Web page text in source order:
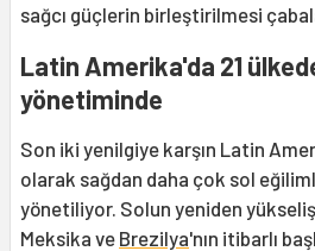
sağcı güçlerin birleştirilmesi
Latin Amerika'da 21
yönetiminde
Son iki yenilgiye karşın Latin
olarak sağdan daha çok sol
yönetiliyor. Solun yeniden
Meksika ve Brezilya'nın itibarlı